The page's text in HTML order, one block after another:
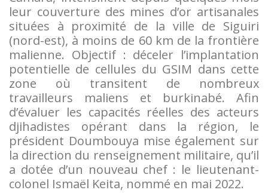
leur couverture des mines d’or artisanales
situées à proximité de la ville de Siguiri
(nord-est), à moins de 60 km de la frontière
malienne. Objectif : déceler l’implantation
potentielle de cellules du GSIM dans cette
zone où transitent de nombreux
travailleurs maliens et burkinabé. Afin
d’évaluer les capacités réelles des acteurs
djihadistes opérant dans la région, le
président Doumbouya mise également sur
la direction du renseignement militaire, qu’il
a dotée d’un nouveau chef : le lieutenant-
colonel Ismaël Keita, nommé en mai 2022.